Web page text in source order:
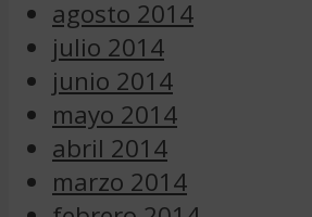
agosto 2014
julio 2014
junio 2014
mayo 2014
abril 2014
marzo 2014